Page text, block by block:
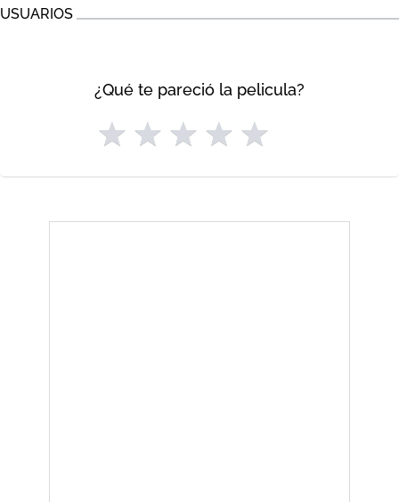
USUARIOS
¿Qué te pareció la pelicula?